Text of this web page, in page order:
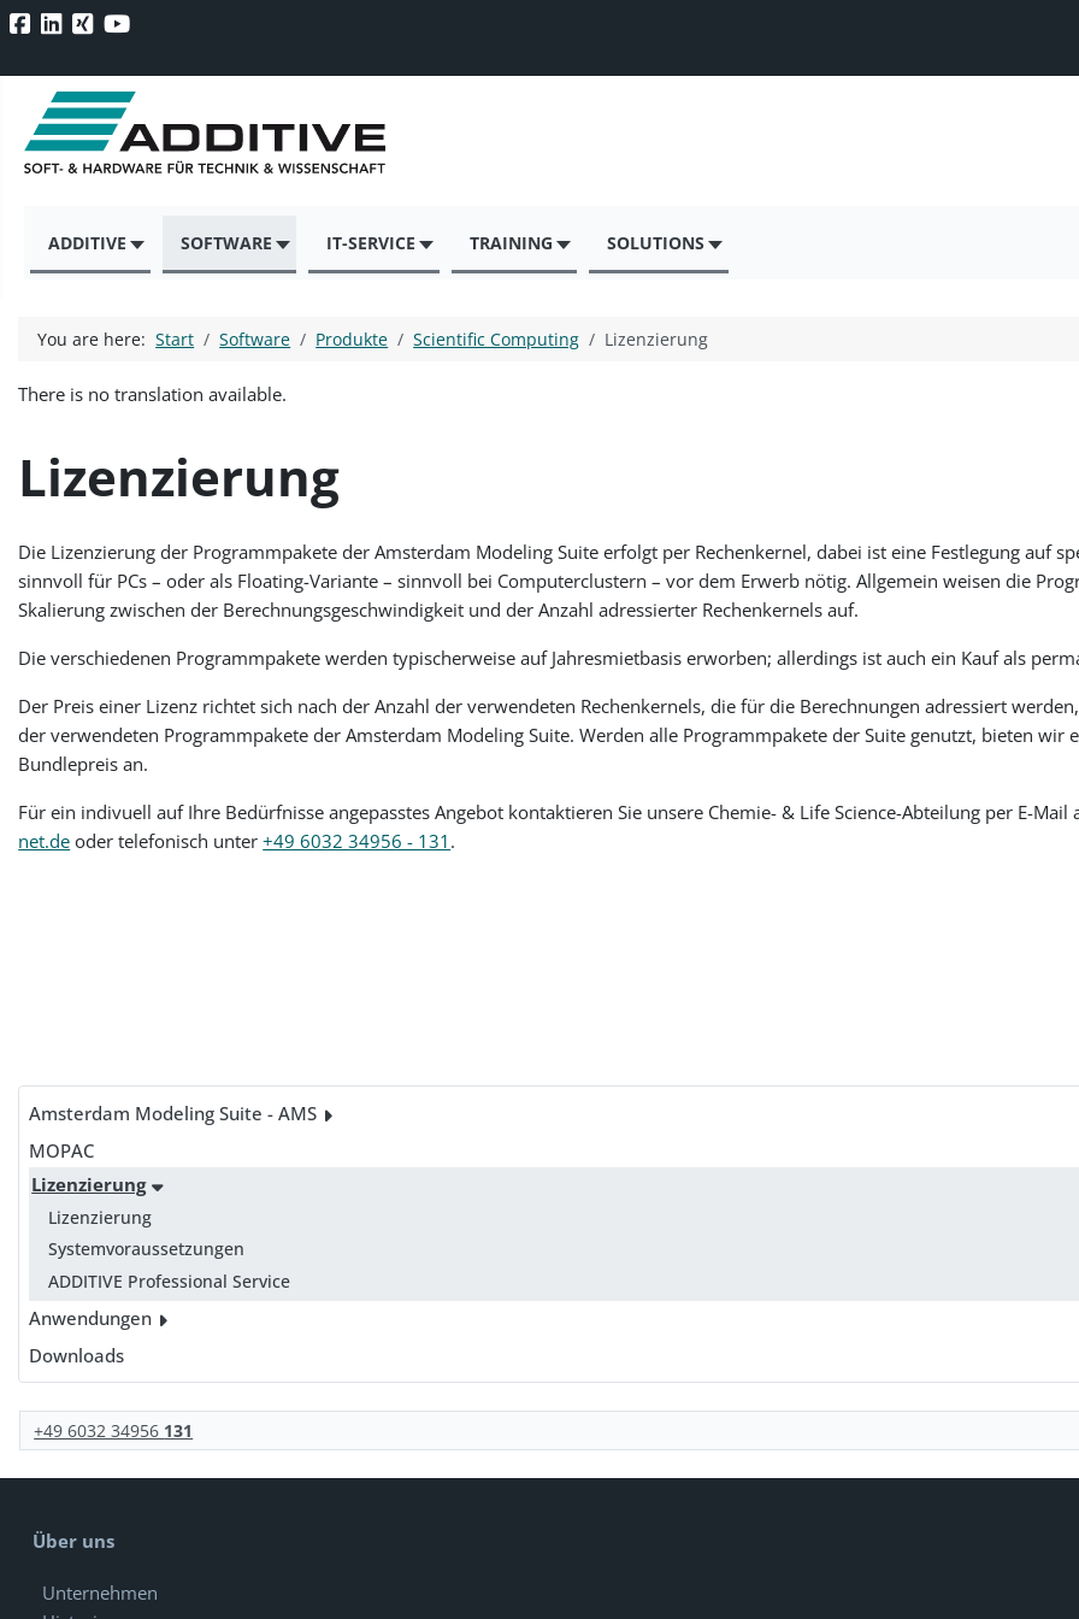
ADDITIVE SOFTWARE IT-SERVICE TRAINING SOLUTIONS
Amsterdam Modeling Suite - AMS
MOPAC
Lizenzierung
Lizenzierung
Systemvoraussetzungen
ADDITIVE Professional Service
Anwendungen
Downloads
+49 6032 34956 131
You are here:Start Software Produkte Scientific Computing Lizenzierung
There is no translation available.
Lizenzierung
Die Lizenzierung der Programmpakete der Amsterdam Modeling Suite erfolgt per Rechenkernel, dabei ist eine Festlegung auf
sinnvoll für PCs – oder als Floating-Variante – sinnvoll bei Computerclustern – vor dem Erwerb nötig. Allgemein weisen die
Skalierung zwischen der Berechnungsgeschwindigkeit und der Anzahl adressierter Rechenkernels auf.
Die verschiedenen Programmpakete werden typischerweise auf Jahresmietbasis erworben; allerdings ist auch ein Kauf als
Der Preis einer Lizenz richtet sich nach der Anzahl der verwendeten Rechenkernels, die für die Berechnungen adressiert
der verwendeten Programmpakete der Amsterdam Modeling Suite. Werden alle Programmpakete der Suite genutzt, bieten wir
Bundlepreis an.
Für ein indivuell auf Ihre Bedürfnisse angepasstes Angebot kontaktieren Sie unsere Chemie- & Life Science-Abteilung per E-Mail
net.de oder telefonisch unter+49 6032 34956 - 131 .
Über uns
Unternehmen